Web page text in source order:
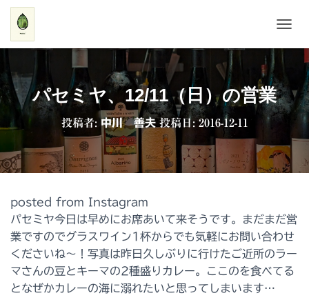
ビ
シ
ョ
ン
り
替
パセミヤ、12/11（日）の営業
投稿者: 中川 善夫投稿日:2016-12-11
posted from Instagram
パセミヤ今日は早めにお席あいて来そうです。まだまだ営
業ですのでグラスワイン1杯からでも気軽にお問い合わせ
くださいね〜！写真は昨日久しぶりに行けたご近所のラー
マさんの豆とキーマの2種盛りカレー。ここのを食べてる
となぜかカレーの海に溺れたいと思ってしまいます…